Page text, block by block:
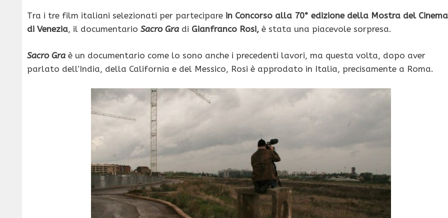
Tra i tre film italiani selezionati per partecipare in Concorso alla 70° edizione della Mostra del Cinema
di Venezia, il documentario Sacro Gra di Gianfranco Rosi, è stata una piacevole sorpresa.
Sacro Gra è un documentario come lo sono anche i precedenti lavori, ma questa volta, dopo aver
parlato dell’India, della California e del Messico, Rosi è approdato in Italia, precisamente a Roma.